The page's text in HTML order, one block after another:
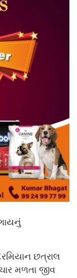
છત્રાલ
મળતા જીવ